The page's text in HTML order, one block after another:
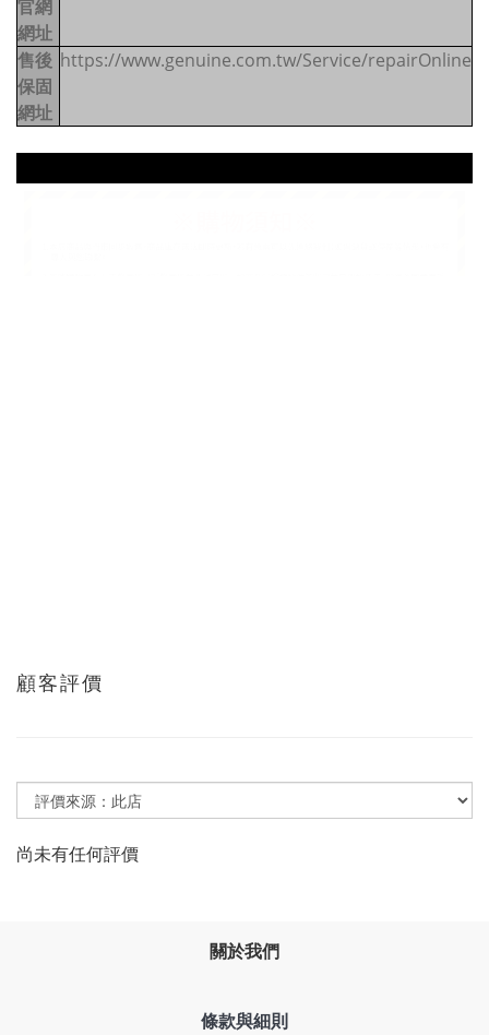
官網
網址
售後
保固
網址
https://www.genuine.com.tw/Service/repairOnline
顧客評價
尚未有任何評價
關於我們
條款與細則